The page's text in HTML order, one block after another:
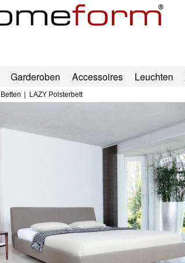
Garderoben Accessoires Leuchten
Betten LAZY Polsterbett